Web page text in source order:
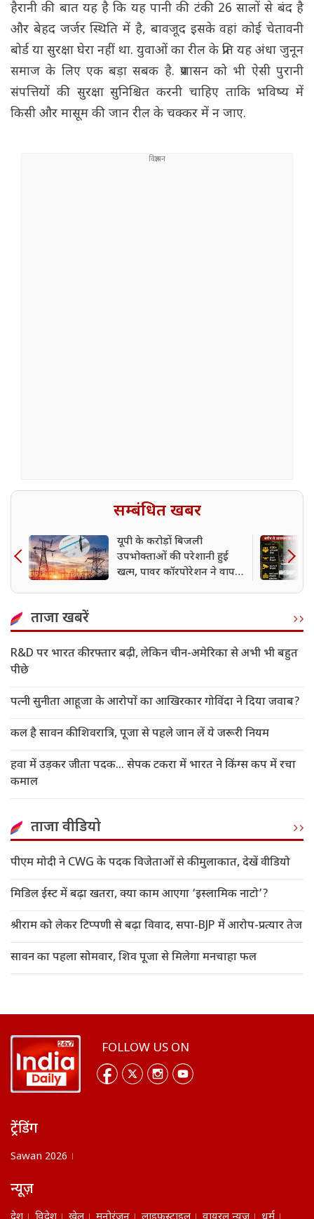
हैरानी की बात यह है कि यह पानी की टंकी 26 सालों से बंद है
और बेहद जर्जर स्थिति में है, बावजूद इसके वहां कोई चेतावनी
बोर्ड या सुरक्षा घेरा नहीं था. युवाओं का रील के प्रति यह अंधा जुनून
समाज के लिए एक बड़ा सबक है. प्रशासन को भी ऐसी पुरानी
संपत्तियों की सुरक्षा सुनिश्चित करनी चाहिए ताकि भविष्य में
किसी और मासूम की जान रील के चक्कर में न जाए.
सम्बंधित खबर
यूपी के करोड़ों बिजली
उपभोक्ताओं की परेशानी हुई
खत्म, पावर कॉरपोरेशन ने वापस
ताजा खबरें
R&D पर भारत की रफ्तार बढ़ी, लेकिन चीन-अमेरिका से अभी भी बहुत
पीछे
पत्नी सुनीता आहूजा के आरोपों का आखिरकार गोविंदा ने दिया जवाब?
कल है सावन की शिवरात्रि, पूजा से पहले जान लें ये जरूरी नियम
हवा में उड़कर जीता पदक... सेपक टकरा में भारत ने किंग्स कप में रचा
कमाल
ताजा वीडियो
पीएम मोदी ने CWG के पदक विजेताओं से की मुलाकात, देखें वीडियो
मिडिल ईस्ट में बढ़ा खतरा, क्या काम आएगा ‘इस्लामिक नाटो’?
श्रीराम को लेकर टिप्पणी से बढ़ा विवाद, सपा-BJP में आरोप-प्रत्यार तेज
सावन का पहला सोमवार, शिव पूजा से मिलेगा मनचाहा फल
FOLLOW US ON
ट्रेंडिंग
Sawan 2026
न्यूज़